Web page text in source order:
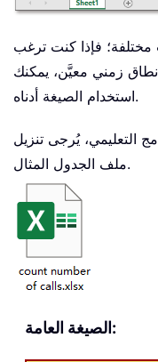
فإذا كنت ترغب
زمني معيَّن، يمكنك
استخدام الصيغة أدناه.
التعليمي، يُرجى تنزيل
ملف الجدول المثال.
الصيغة العامة: